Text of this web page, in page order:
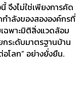
จึงไม่ใช่เพียงการคัด
ำลังของสององค์กรที่
ฉพาะมิติสิ่งแวดล้อม
ระดับมาตรฐานบ้าน
โลก” อย่างยั่งยืน.